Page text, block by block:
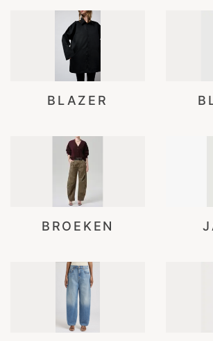
BLAZER
BROEKEN